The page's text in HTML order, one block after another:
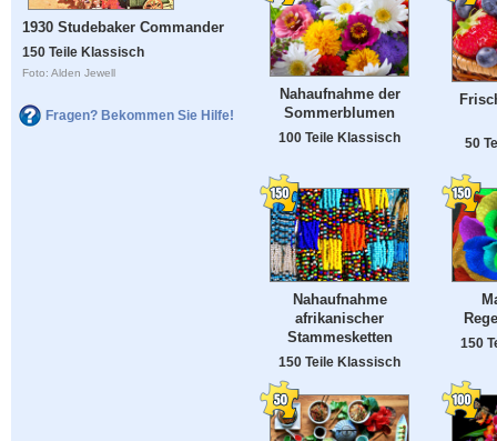
1930 Studebaker Commander
150 Teile Klassisch
Foto: Alden Jewell
Fragen? Bekommen Sie Hilfe!
Nahaufnahme der
Sommerblumen
100 Teile Klassisch 50
Nahaufnahme
afrikanischer
Stammesketten
150 Teile Klassisch
150